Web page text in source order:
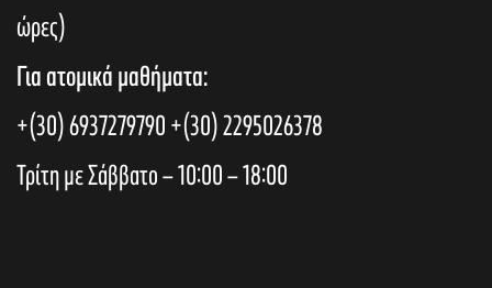
ώρες)
Για ατομικά μαθήματα:
+(30) 6937279790+(30) 2295026378
Τρίτη με Σάββατο – 10:00 – 18:00